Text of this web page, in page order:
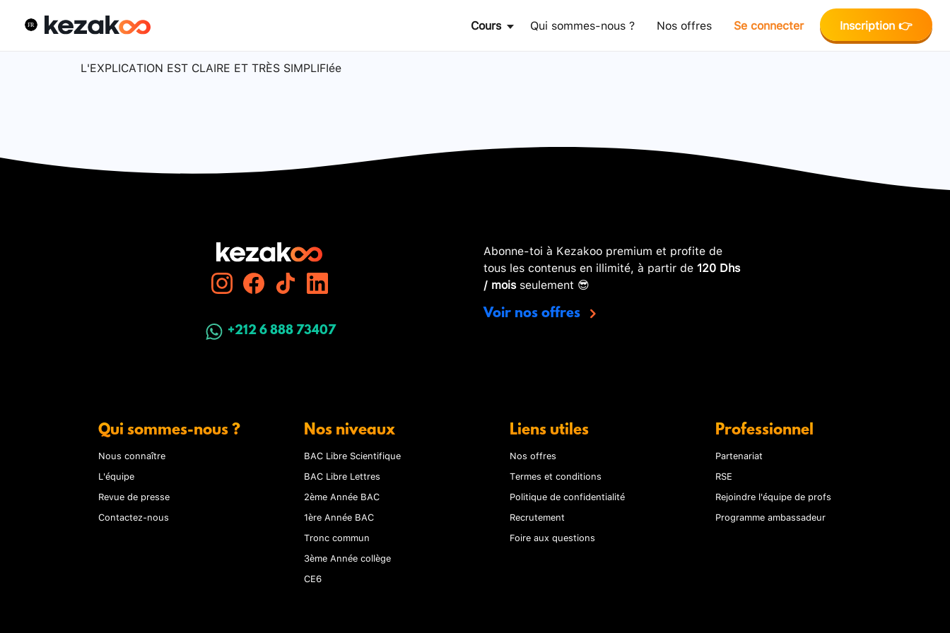
Cours Qui sommes-nous ? Nos offres Se connecter Inscription 👉
L'EXPLICATION EST CLAIRE ET TRÈS SIMPLIFIée
+212 6 888 73407
Abonne-toi à Kezakoo premium et profite de
tous les contenus en illimité, à partir de 120 Dhs
/ moisseulement 😎
Voir nos offres
Qui sommes-nous ?
Nous connaître
L'équipe
Revue de presse
Contactez-nous
Nos niveaux
BAC Libre Scientifique
BAC Libre Lettres
2ème Année BAC
1ère Année BAC
Tronc commun
3ème Année collège
CE6
Liens utiles
Nos offres
Termes et conditions
Politique de confidentialité
Recrutement
Foire aux questions
Professionnel
Partenariat
RSE
Rejoindre l'équipe de profs
Programme ambassadeur